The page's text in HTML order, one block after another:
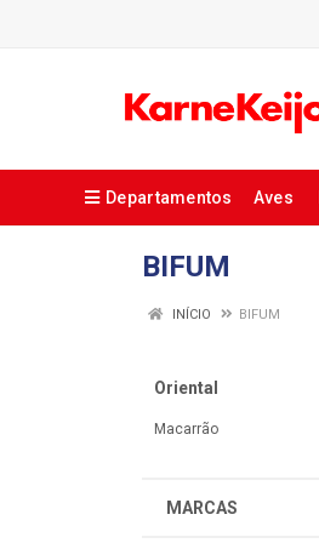
Departamentos Aves
BIFUM
INÍCIO BIFUM
Oriental
Macarrão
MARCAS